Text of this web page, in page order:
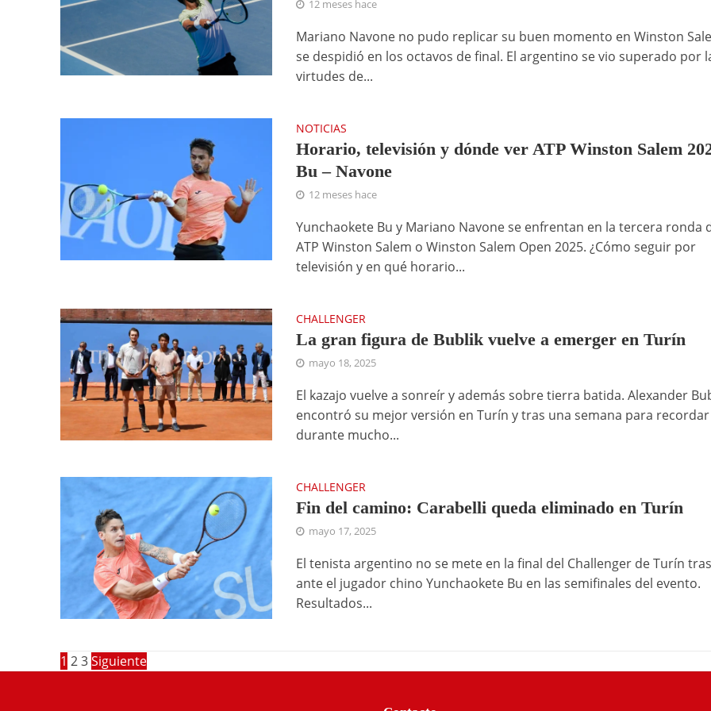
12 meses hace
Mariano Navone no pudo replicar su buen momento en Winston
se despidió en los octavos de final. El argentino se vio superado por
virtudes de...
NOTICIAS
Horario, televisión y dónde ver ATP Winston Salem
Bu – Navone
12 meses hace
Yunchaokete Bu y Mariano Navone se enfrentan en la tercera ronda
ATP Winston Salem o Winston Salem Open 2025. ¿Cómo seguir por
televisión y en qué horario...
CHALLENGER
La gran figura de Bublik vuelve a emerger en Turín
mayo 18, 2025
El kazajo vuelve a sonreír y además sobre tierra batida. Alexander
encontró su mejor versión en Turín y tras una semana para recordar
durante mucho...
CHALLENGER
Fin del camino: Carabelli queda eliminado en Turín
mayo 17, 2025
El tenista argentino no se mete en la final del Challenger de Turín
ante el jugador chino Yunchaokete Bu en las semifinales del evento.
Resultados...
1 2 3 Siguiente